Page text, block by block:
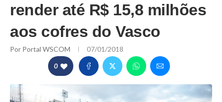
render até R$ 15,8 milhões
aos cofres do Vasco
Por Portal WSCOM 07/01/2018
0